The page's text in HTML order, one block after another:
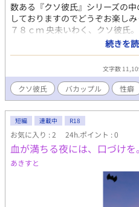
数ある『クソ彼氏』シリーズの
しておりますのでどうぞお楽し
７８ｃｍ 央未いわく、クソ彼氏
け流してしまう。 風のような青
が暴風域。 自分の心には、少し
き。 央未 １７０ｃｍ 朔に逃げ
じ曲がり 素直さを忘れてしまっ
邪気になる。 しらずしらず、彼
たりがいい好青年。
続きを
文字数
クソ彼氏 バカップル 性癖
短編 連載中 R18
お気に入り : 2 24h.ポイント : 0
血が満ちる夜には、口づけを。
あきすと